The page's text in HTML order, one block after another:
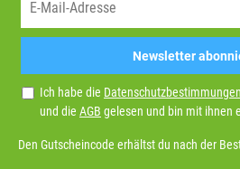
Newsletter
Ich habe die Datenschutzbestimmungen
und die AGB gelesen und bin mit ihnen
Den Gutscheincode erhältst du nach der